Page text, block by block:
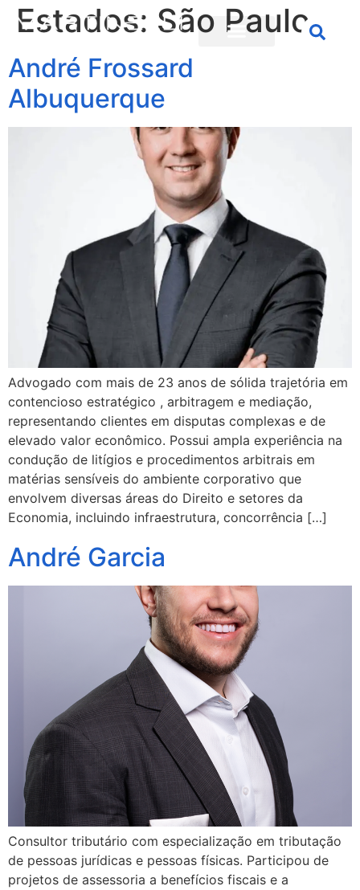
Estados: São Paulo
André Frossard
Albuquerque
Advogado com mais de 23 anos de sólida trajetória em
contencioso estratégico , arbitragem e mediação,
representando clientes em disputas complexas e de
elevado valor econômico. Possui ampla experiência na
condução de litígios e procedimentos arbitrais em
matérias sensíveis do ambiente corporativo que
envolvem diversas áreas do Direito e setores da
Economia, incluindo infraestrutura, concorrência […]
André Garcia
Consultor tributário com especialização em tributação
de pessoas jurídicas e pessoas físicas. Participou de
projetos de assessoria a benefícios fiscais e a